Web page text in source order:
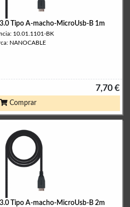
Tipo A-macho-MicroUsb-B 1m
10.01.1101-BK
NANOCABLE
7,70 €
Comprar
Tipo A-macho-MicroUsb-B 2m